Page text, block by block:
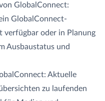
GlobalConnect:
GlobalConnect-
verfügbar oder in Planung
Ausbaustatus und
Aktuelle
zu laufenden